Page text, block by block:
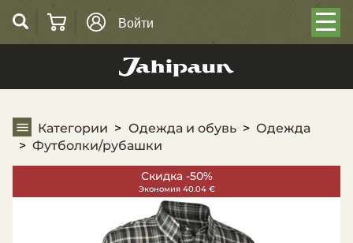
Войти
Категории Одежда и обувь
Одежда
Футболки/рубашки
Скидка -50%
Экономия 40.04 €